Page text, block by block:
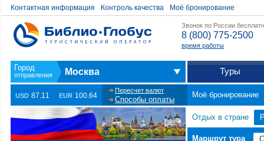
Контактная информация Контроль качества Моё бронирование
Звонок по России
8 (800) 775-2500
время работы
Москва Туры
USD 87.11 EUR 100.64
Пересчет валют
Способы оплаты
Моё бронирование
Отдых в стране
Маршрут тура